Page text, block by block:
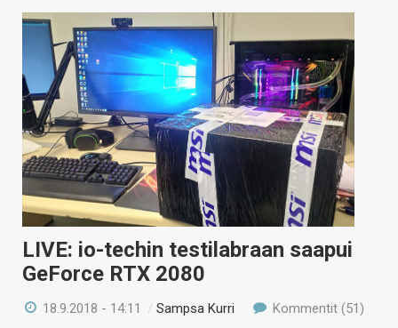
LIVE: io-techin testilabraan saapui
GeForce RTX 2080
18.9.2018 - 14:11 /Sampsa Kurri Kommentit (51)